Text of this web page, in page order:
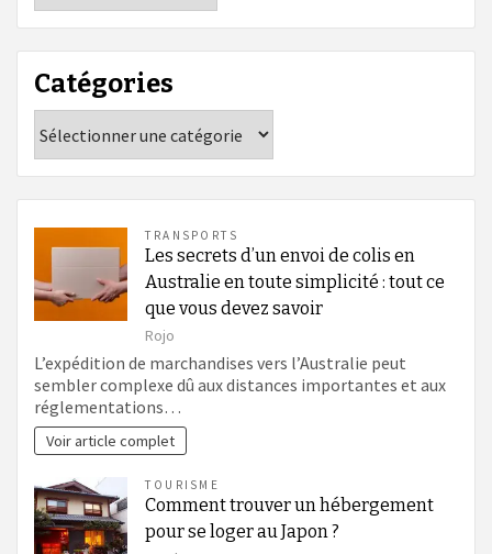
Catégories
TRANSPORTS
Les secrets d’un envoi de colis en
Australie en toute simplicité : tout ce
que vous devez savoir
Rojo
L’expédition de marchandises vers l’Australie peut
sembler complexe dû aux distances importantes et aux
réglementations…
Voir article complet
TOURISME
Comment trouver un hébergement
pour se loger au Japon ?